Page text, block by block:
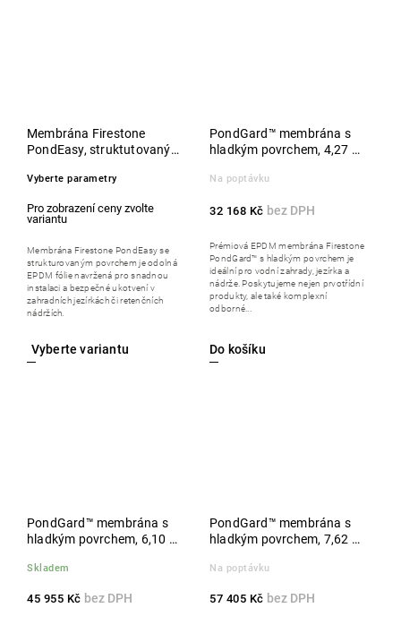
Membrána Firestone
PondEasy, struktutovaný
Vyberte parametry
Membrána Firestone PondEasy se
strukturovaným povrchem je odolná
EPDM fólie navržená pro snadnou
instalaci a bezpečné ukotvení v
zahradních jezírkách či retenčních
nádržích.
PondGard™ membrána s
hladkým povrchem, 4,27 x
Na poptávku
32 168 Kč
Do košíku
Prémiová EPDM membrána Firestone
PondGard™ s hladkým povrchem je
ideální pro vodní zahrady, jezírka a
nádrže. Poskytujeme nejen prvotřídní
produkty, ale také komplexní
odborné...
PondGard™ membrána s
hladkým povrchem, 6,10 x
Skladem
45 955 Kč
PondGard™ membrána s
hladkým povrchem, 7,62 x
Na poptávku
57 405 Kč